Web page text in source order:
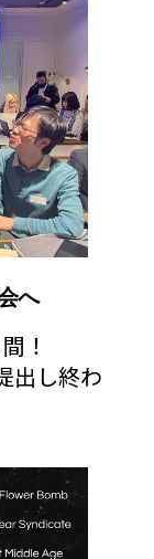
へ
！
出し終わ